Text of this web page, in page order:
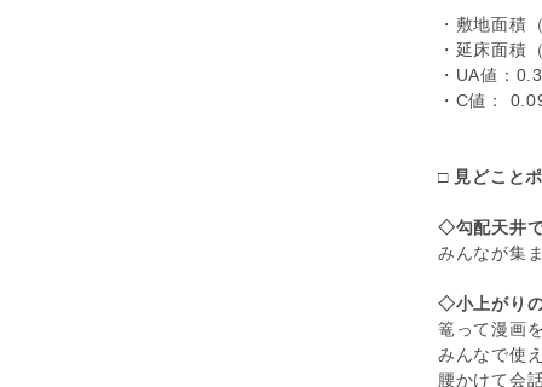
・敷地面積
・延床面積
・UA値：
・C値：
□ 見どこと
◇勾配天井
みんなが集
◇小上がり
篭って漫画
みんなで使
腰かけて会